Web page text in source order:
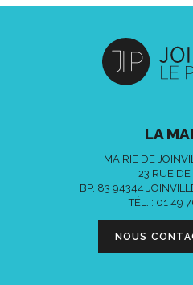
LA
MAIRIE DE
23 RUE DE
BP. 83 94344
TÉL. : 01 49
NOUS